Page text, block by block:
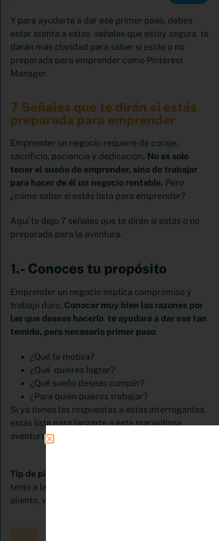
Y para ayudarte a dar ese primer paso, debes
estar atenta a estas señales que estoy segura te
darán más claridad para saber si estás o no
preparada para emprender como Pinterest
Manager.
7 Señales que te dirán si estás
preparada para emprender
Emprender un negocio requiere de coraje,
sacrificio, paciencia y dedicación. No es solo
tener el sueño de emprender, sino de trabajar
para hacer de él un negocio rentable. Pero
¿cómo saber si estás lista para emprender?
Aquí te dejo 7 señales que te dirán si estás o no
preparada para la aventura.
1.- Conoces tu propósito
Emprender un negocio implica compromiso y
trabajo duro. Conocer muy bien las razones por
las que deseas hacerlo te ayudará a dar ese tan
temido, pero necesario primer paso.
¿Qué te motiva?
¿Qué quieres lograr?
¿Qué sueño deseas cumplir?
¿Para quién quieres trabajar?
Si ya tienes las respuestas a estas interrogantes
estás lista para lanzarte a esta maravillosa
aventura.
Tip de pinemprendedora:
tenlo a la vista. Más adelante, cuando necesites
aliento, vas a necesitar recordarlo